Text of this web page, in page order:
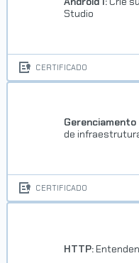
Studio
CERTIFICADO
de
CERTIFICADO
HTTP: